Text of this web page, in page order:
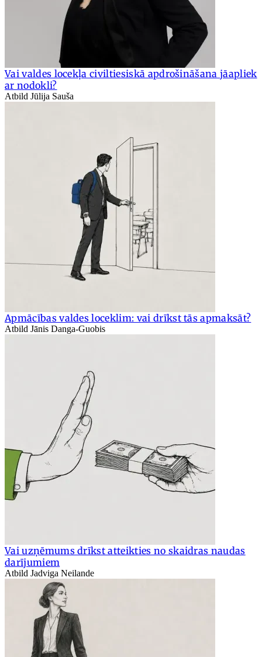
Vai valdes locekļa civiltiesiskā apdrošināšana jāapliek
ar nodokli?
Atbild Jūlija Sauša
Apmācības valdes loceklim: vai drīkst tās apmaksāt?
Atbild Jānis Danga-Guobis
Vai uzņēmums drīkst atteikties no skaidras naudas
darījumiem
Atbild Jadviga Neilande